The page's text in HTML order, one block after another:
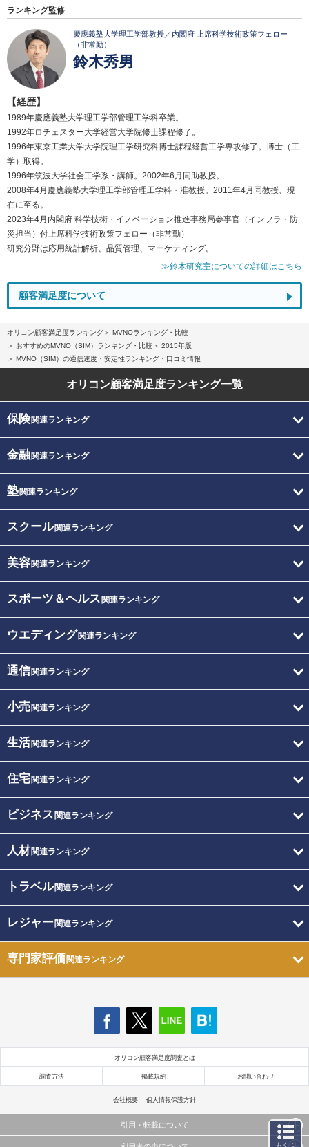
ランキング監修
慶應義塾大学理工学部教授／内閣府 上席科学技術政策フェロー
（非常勤）
鈴木秀男
【経歴】
1989年慶應義塾大学理工学部管理工学科卒業。
1992年ロチェスター大学経営大学院修士課程修了。
1996年東京工業大学大学院理工学研究科博士課程経営工学専攻修了。博士（工
学）取得。
1996年筑波大学社会工学系・講師。2002年6月同助教授。
2008年4月慶應義塾大学理工学部管理工学科・准教授。2011年4月同教授、現
在に至る。
2023年4月内閣府 科学技術・イノベーション推進事務局参事官（インフラ・防
災担当）付上席科学技術政策フェロー（非常勤）
研究分野は応用統計解析、品質管理、マーケティング。
≫鈴木研究室についての詳細はこちら
顧客満足度について
オリコン顧客満足度ランキング
MVNOランキング・比較
おすすめのMVNO（SIM）ランキング・比較
2015年版
MVNO（SIM）の通信速度・安定性ランキング・口コミ情報
オリコン顧客満足度ランキング一覧
保険関連ランキング
金融関連ランキング
塾関連ランキング
スクール関連ランキング
美容関連ランキング
スポーツ＆ヘルス 関連ランキング
ウエディング関連ランキング
通信関連ランキング
小売関連ランキング
生活関連ランキング
住宅関連ランキング
ビジネス 関連ランキング
人材関連ランキング
トラベル関連ランキング
レジャー関連ランキング
専門家評価関連ランキング
オリコン顧客満足度調査とは
調査方法 掲載規約 お問い合わせ
会社概要 個人情報保護方針
引用・転載について
もくじ